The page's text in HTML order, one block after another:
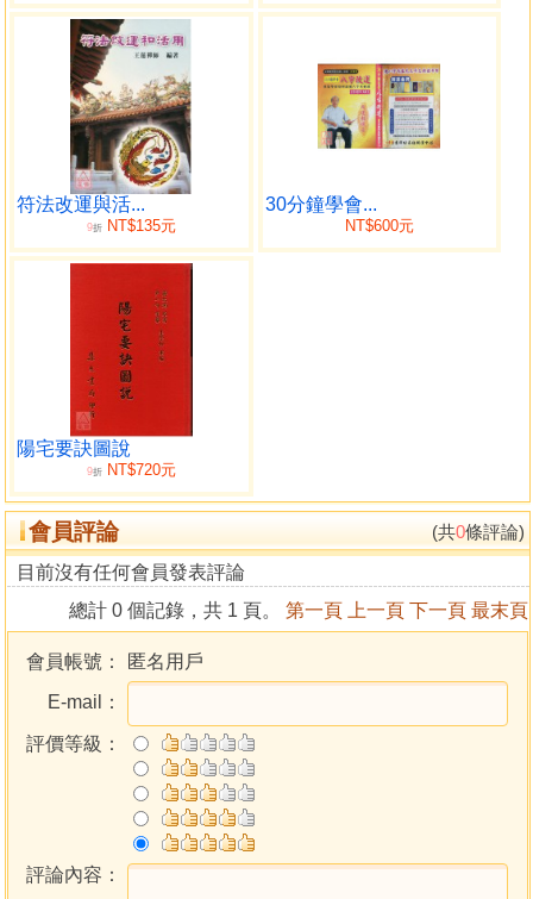
符法改運與活...
9折NT$135元
30分鐘學會...
NT$600元
陽宅要訣圖說
9折NT$720元
會員評論 (共0條評論)
目前沒有任何會員發表評論
總計 0 個記錄，共 1 頁。 第一頁 上一頁 下一頁 最末頁
會員帳號：
匿名用戶
E-mail：
評價等級：
評論內容：